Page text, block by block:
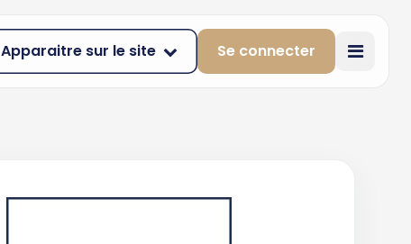
Apparaitre sur le site Se connecter